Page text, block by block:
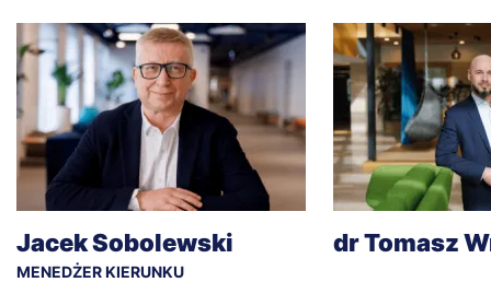
Jacek Sobolewski
MENEDŻER KIERUNKU
dr Tomasz